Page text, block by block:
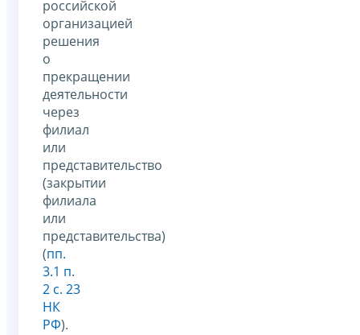
российской
организацией
решения
о
прекращении
деятельности
через
филиал
или
представительство
(закрытии
филиала
или
представительства)
(пп.
3.1 п.
2 с. 23
НК
РФ).